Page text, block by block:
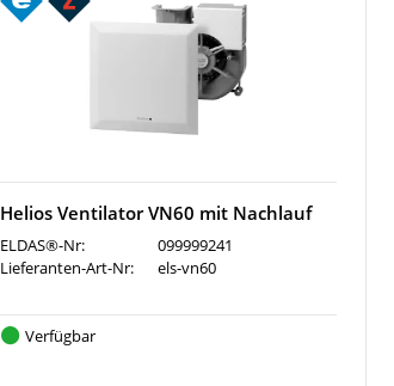
Helios Ventilator VN60 mit Nachlauf
ELDAS®-Nr:
099999241
Lieferanten-Art-Nr:
els-vn60
Verfügbar